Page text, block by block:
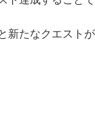
新たなクエストが